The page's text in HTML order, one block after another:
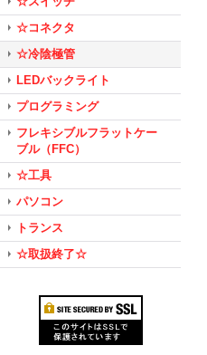
☆コネクタ
☆冷陰極管
LEDバックライト
プログラミング
フレキシブルフラットケー
ブル（FFC）
☆工具
パソコン
トランス
☆取扱終了☆